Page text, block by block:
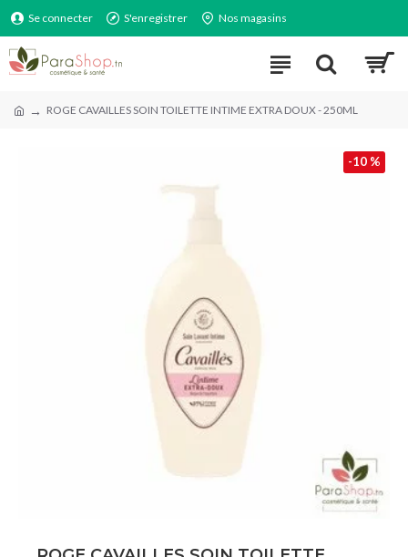
Se connecter S'enregistrer Nos magasins
ROGE CAVAILLES SOIN TOILETTE INTIME EXTRA DOUX - 250ML
-10 %